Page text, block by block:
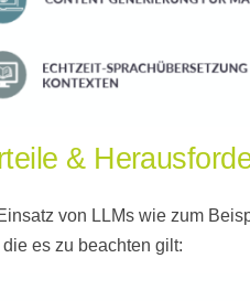
&
von LLMs wie zum
es zu beachten gilt: